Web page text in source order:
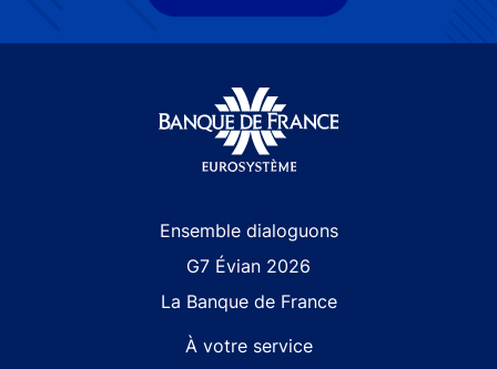
Ensemble dialoguons
G7 Évian 2026
La Banque de France
À votre service